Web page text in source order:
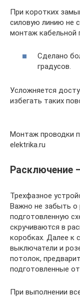
При коротких
силовую линию не
монтаж кабельной
Сделано
градусов.
Усложняется
избегать таких
Монтаж проводки
elektrika.ru
Расключение
Трехфазное
Важно не забыть о
подготовленную
скручиваются в
коробках. Далее к
выключатели и
потолок,
подготовленные
При выполнении